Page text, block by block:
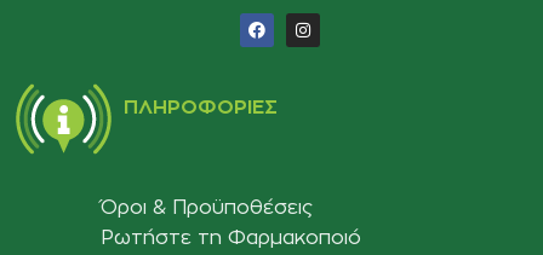
ΠΛΗΡΟΦΟΡΊΕΣ
Όροι & Προϋποθέσεις
Ρωτήστε τη Φαρμακοποιό